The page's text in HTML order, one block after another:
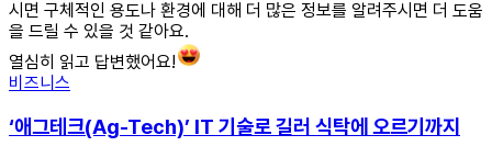
시면 구체적인 용도나 환경에 대해 더 많은 정보를 알려주시면 더 도움
을 드릴 수 있을 것 같아요.
열심히 읽고 답변했어요!
비즈니스
‘애그테크(Ag-Tech)’ IT 기술로 길러 식탁에 오르기까지